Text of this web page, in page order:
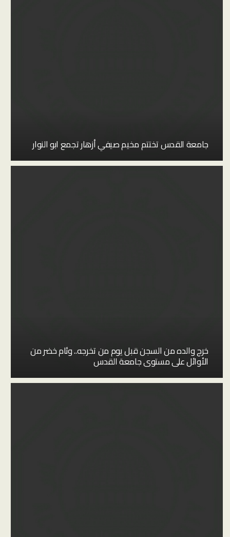
جامعة القدس تختتم مخيم صيفي أزهار تجمع ابو النوار
خرج والده من السجن قبل يوم من تخرجه.. وئام خضر من
الأوائل على مستوى جامعة القدس